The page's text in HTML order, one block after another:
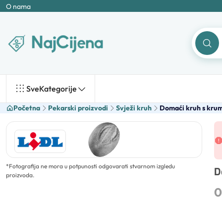
O nama
SveKategorije
Početna Pekarski proizvodi Svježi kruh Domaći kruh s
*Fotografija ne mora u potpunosti odgovarati stvarnom izgledu
proizvoda.